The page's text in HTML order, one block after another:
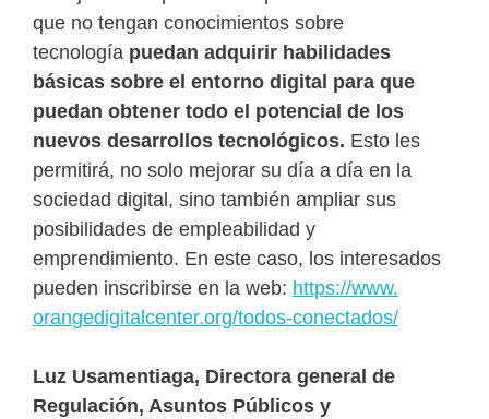
que no tengan conocimientos sobre
tecnología puedan adquirir habilidades
básicas sobre el entorno digital para que
puedan obtener todo el potencial de los
nuevos desarrollos tecnológicos. Esto les
permitirá, no solo mejorar su día a día en la
sociedad digital, sino también ampliar sus
posibilidades de empleabilidad y
emprendimiento. En este caso, los interesados
pueden inscribirse en la web: https://www.
orangedigitalcenter.org/todos-conectados/
Luz Usamentiaga, Directora general de
Regulación, Asuntos Públicos y